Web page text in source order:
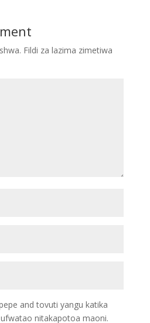
Fildi za lazima zimetiwa
and tovuti yangu katika
nitakapotoa maoni.